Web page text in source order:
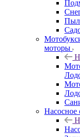
моторы
Насосное